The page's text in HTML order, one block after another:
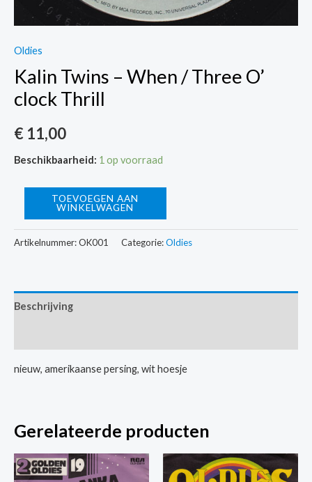
Oldies
Kalin Twins – When / Three O’
clock Thrill
€ 11,00
Beschikbaarheid: 1 op voorraad
-
Three
O'
aantal
TOEVOEGEN AAN
WINKELWAGEN
Artikelnummer:OK001 Categorie:Oldies
Beschrijving
nieuw, amerikaanse persing, wit hoesje
Gerelateerde producten